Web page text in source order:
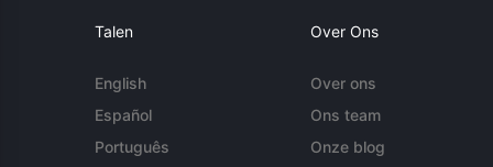
Talen
English
Español
Português
Over Ons
Over ons
Ons team
Onze blog